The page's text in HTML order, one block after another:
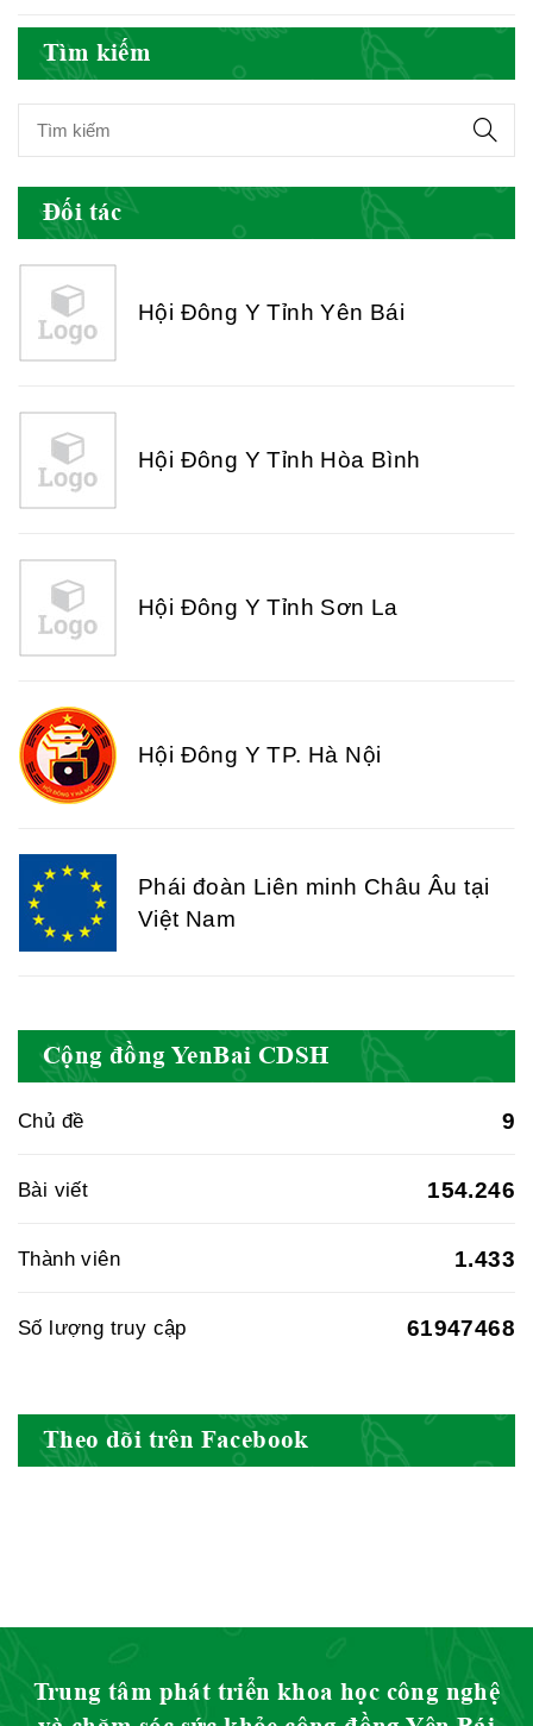
Tìm kiếm
Đối tác
Hội Đông Y Việt Nam
Hiệp hội doanh nghiệp dược Việt
Hội Đông Y Việt Nam
Cộng đồng YenBai CDSH
Chủ đề 9
Bài viết 154.246
Thành viên 1.433
Số lượng truy cập 61947468
Theo dõi trên Facebook
Trung tâm phát triển khoa học công nghệ